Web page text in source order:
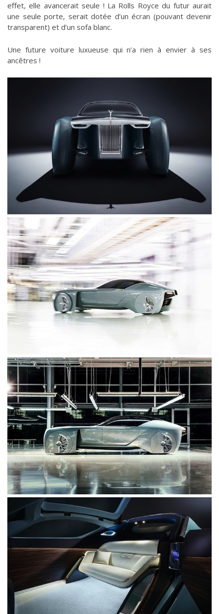
effet, elle avancerait seule ! La Rolls Royce du futur aurait
une seule porte, serait dotée d’un écran (pouvant devenir
transparent) et d’un sofa blanc.
Une future voiture luxueuse qui n’a rien à envier à ses
ancêtres !